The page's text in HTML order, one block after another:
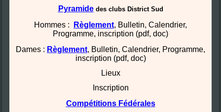
Pyramidedes clubs District Sud
Hommes : Règlement, Bulletin, Calendrier,
Programme, inscription (pdf, doc)
Dames : Règlement, Bulletin, Calendrier, Programme,
inscription (pdf, doc)
Lieux
Inscription
CompétitionsFédérales